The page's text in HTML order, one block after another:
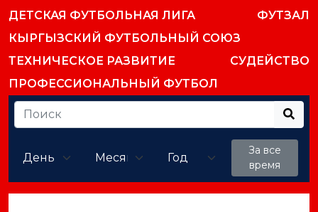
ДЕТСКАЯ ФУТБОЛЬНАЯ ЛИГА
ФУТЗАЛ
КЫРГЫЗСКИЙ ФУТБОЛЬНЫЙ СОЮЗ
ТЕХНИЧЕСКОЕ РАЗВИТИЕ
СУДЕЙСТВО
ПРОФЕССИОНАЛЬНЫЙ ФУТБОЛ
За все
время